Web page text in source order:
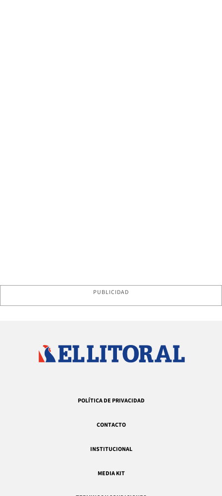
PUBLICIDAD
POLÍTICA DE PRIVACIDAD
CONTACTO
INSTITUCIONAL
MEDIA KIT